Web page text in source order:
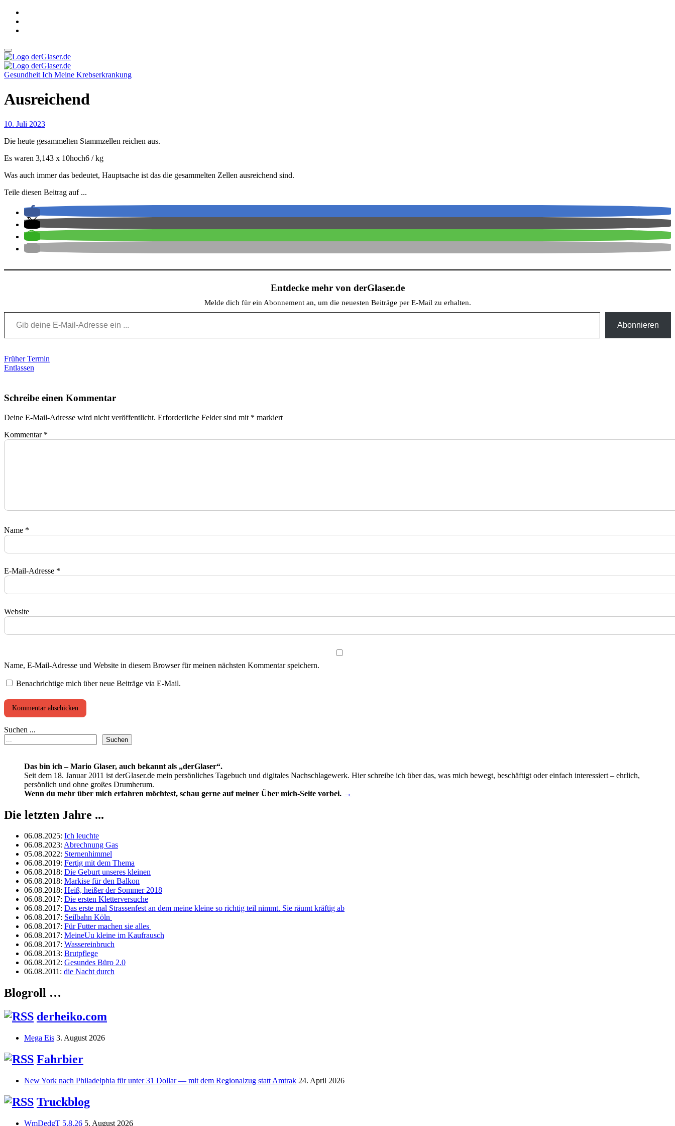
Zum
Inhalt
springen
derGlaser.de
Mein Leben mit Frau, zwei Kindern und Katze
Gesundheit Ich Meine Krebserkrankung
Ausreichend
10. Juli 2023
Die heute gesammelten Stammzellen reichen aus.
Es waren 3,143 x 10hoch6 / kg
Was auch immer das bedeutet, Hauptsache ist das die gesammelten Zellen ausreichend sind.
Teile diesen Beitrag auf ...
Entdecke mehr von derGlaser.de
Melde dich für ein Abonnement an, um die neuesten Beiträge per E-Mail zu erhalten.
Gib deine E-Mail-Adresse ein ...
Abonnieren
Beitragsnavigation
Früher Termin
Entlassen
Schreibe einen Kommentar
Deine E-Mail-Adresse wird nicht veröffentlicht. Erforderliche Felder sind mit * markiert
Kommentar *
Name *
E-Mail-Adresse *
Website
Name, E-Mail-Adresse und Website in diesem Browser für meinen nächsten Kommentar speichern.
Benachrichtige mich über neue Beiträge via E-Mail.
Suchen ...
Suchen
Das bin ich – Mario Glaser, auch bekannt als „derGlaser“.
Seit dem 18. Januar 2011 ist derGlaser.de mein persönliches Tagebuch und digitales Nachschlagewerk. Hier schreibe ich über das, was mich bewegt, beschäftigt oder einfach interessiert – ehrlich,
persönlich und ohne großes Drumherum.
Wenn du mehr über mich erfahren möchtest, schau gerne auf meiner Über mich-Seite vorbei. →
Die letzten Jahre ...
06.08.2025: Ich leuchte
06.08.2023: Abrechnung Gas
05.08.2022: Sternenhimmel
06.08.2019: Fertig mit dem Thema
06.08.2018: Die Geburt unseres kleinen
06.08.2018: Markise für den Balkon
06.08.2018: Heiß, heißer der Sommer 2018
06.08.2017: Die ersten Kletterversuche
06.08.2017: Das erste mal Strassenfest an dem meine kleine so richtig teil nimmt. Sie räumt kräftig ab
06.08.2017: Seilbahn Köln
06.08.2017: Für Futter machen sie alles
06.08.2017: MeineUu kleine im Kaufrausch
06.08.2017: Wassereinbruch
06.08.2013: Brutpflege
06.08.2012: Gesundes Büro 2.0
06.08.2011: die Nacht durch
Blogroll …
derheiko.com
Mega Eis 3. August 2026
Fahrbier
New York nach Philadelphia für unter 31 Dollar — mit dem Regionalzug statt Amtrak 24. April 2026
Truckblog
WmDedgT 5.8.26 5. August 2026